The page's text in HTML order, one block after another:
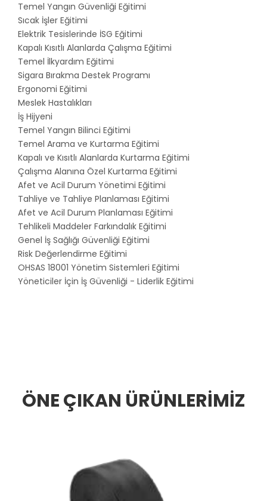
Temel Yangın Güvenliği Eğitimi
Sıcak İşler Eğitimi
Elektrik Tesislerinde İSG Eğitimi
Kapalı Kısıtlı Alanlarda Çalışma Eğitimi
Temel İlkyardım Eğitimi
Sigara Bırakma Destek Programı
Ergonomi Eğitimi
Meslek Hastalıkları
İş Hijyeni
Temel Yangın Bilinci Eğitimi
Temel Arama ve Kurtarma Eğitimi
Kapalı ve Kısıtlı Alanlarda Kurtarma Eğitimi
Çalışma Alanına Özel Kurtarma Eğitimi
Afet ve Acil Durum Yönetimi Eğitimi
Tahliye ve Tahliye Planlaması Eğitimi
Afet ve Acil Durum Planlaması Eğitimi
Tehlikeli Maddeler Farkındalık Eğitimi
Genel İş Sağlığı Güvenliği Eğitimi
Risk Değerlendirme Eğitimi
OHSAS 18001 Yönetim Sistemleri Eğitimi
Yöneticiler İçin İş Güvenliği - Liderlik Eğitimi
ÖNE ÇIKAN ÜRÜNLERİMİZ